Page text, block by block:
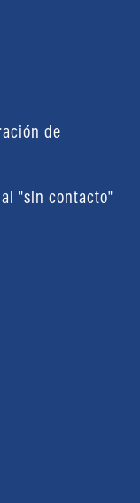
de
"sin contacto"